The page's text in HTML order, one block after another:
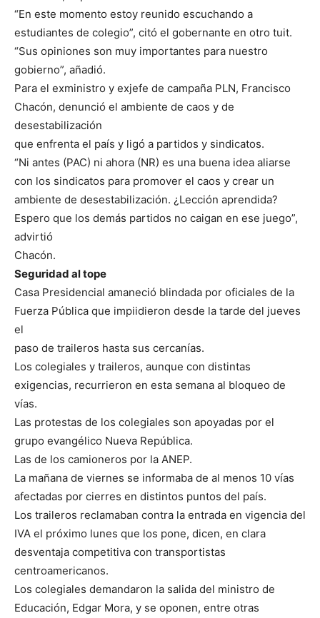
“En este momento estoy reunido escuchando a
estudiantes de colegio”, citó el gobernante en otro tuit.
“Sus opiniones son muy importantes para nuestro
gobierno”, añadió.
Para el exministro y exjefe de campaña PLN, Francisco
Chacón, denunció el ambiente de caos y de
desestabilización
que enfrenta el país y ligó a partidos y sindicatos.
“Ni antes (PAC) ni ahora (NR) es una buena idea aliarse
con los sindicatos para promover el caos y crear un
ambiente de desestabilización. ¿Lección aprendida?
Espero que los demás partidos no caigan en ese juego”,
advirtió
Chacón.
Seguridad al tope
Casa Presidencial amaneció blindada por oficiales de la
Fuerza Pública que impiidieron desde la tarde del jueves
el
paso de traileros hasta sus cercanías.
Los colegiales y traileros, aunque con distintas
exigencias, recurrieron en esta semana al bloqueo de
vías.
Las protestas de los colegiales son apoyadas por el
grupo evangélico Nueva República.
Las de los camioneros por la ANEP.
La mañana de viernes se informaba de al menos 10 vías
afectadas por cierres en distintos puntos del país.
Los traileros reclamaban contra la entrada en vigencia del
IVA el próximo lunes que los pone, dicen, en clara
desventaja competitiva con transportistas
centroamericanos.
Los colegiales demandaron la salida del ministro de
Educación, Edgar Mora, y se oponen, entre otras